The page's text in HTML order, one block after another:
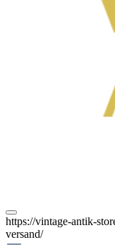
https://vintage-antik-
versand/